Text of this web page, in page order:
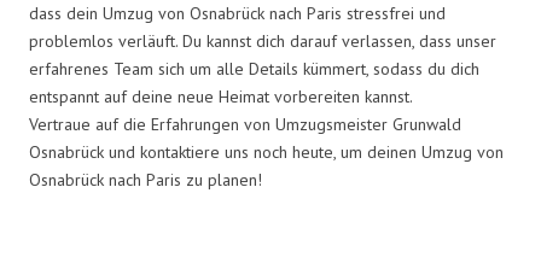
dass dein Umzug von Osnabrück nach Paris stressfrei und
problemlos verläuft. Du kannst dich darauf verlassen, dass unser
erfahrenes Team sich um alle Details kümmert, sodass du dich
entspannt auf deine neue Heimat vorbereiten kannst.
Vertraue auf die Erfahrungen von Umzugsmeister Grunwald
Osnabrück und kontaktiere uns noch heute, um deinen Umzug von
Osnabrück nach Paris zu planen!